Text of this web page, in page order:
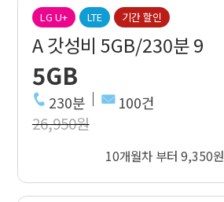
LG U+ LTE 기간 할인
A 갓성비 5GB/230분 9
5GB
230분 100건
26,950원
10개월차 부터 9,350원